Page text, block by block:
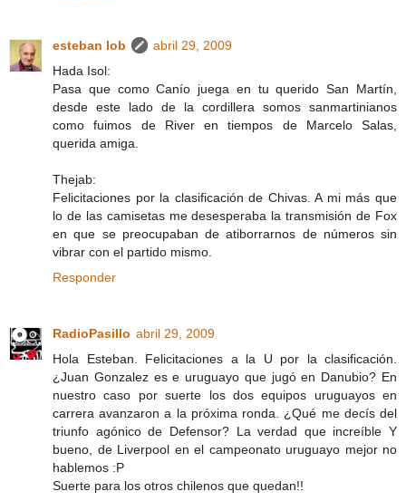
esteban lob
abril 29, 2009
Hada Isol:
Pasa que como Canío juega en tu querido San Martín,
desde este lado de la cordillera somos sanmartinianos
como fuimos de River en tiempos de Marcelo Salas,
querida amiga.
Thejab:
Felicitaciones por la clasificación de Chivas. A mi más que
lo de las camisetas me desesperaba la transmisión de Fox
en que se preocupaban de atiborrarnos de números sin
vibrar con el partido mismo.
Responder
RadioPasillo abril 29, 2009
Hola Esteban. Felicitaciones a la U por la clasificación.
¿Juan Gonzalez es e uruguayo que jugó en Danubio? En
nuestro caso por suerte los dos equipos uruguayos en
carrera avanzaron a la próxima ronda. ¿Qué me decís del
triunfo agónico de Defensor? La verdad que increíble Y
bueno, de Liverpool en el campeonato uruguayo mejor no
hablemos :P
Suerte para los otros chilenos que quedan!!